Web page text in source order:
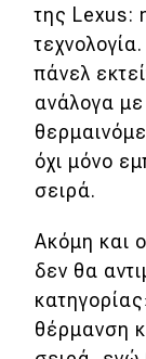
της Lexus:
πάνελ
ανάλογα
όχι μόνο
σειρά.
Ακόμη και
δεν θα
θέρμανση